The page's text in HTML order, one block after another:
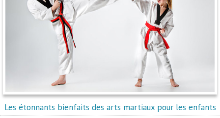
Les étonnants bienfaits des arts martiaux pour les enfants